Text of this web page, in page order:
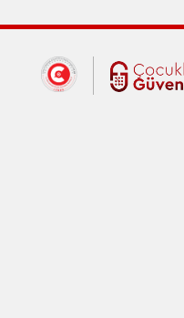
Dış